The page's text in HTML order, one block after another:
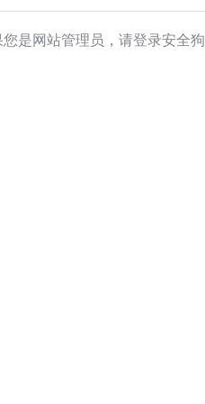
您是网站管理员，请登录安全狗